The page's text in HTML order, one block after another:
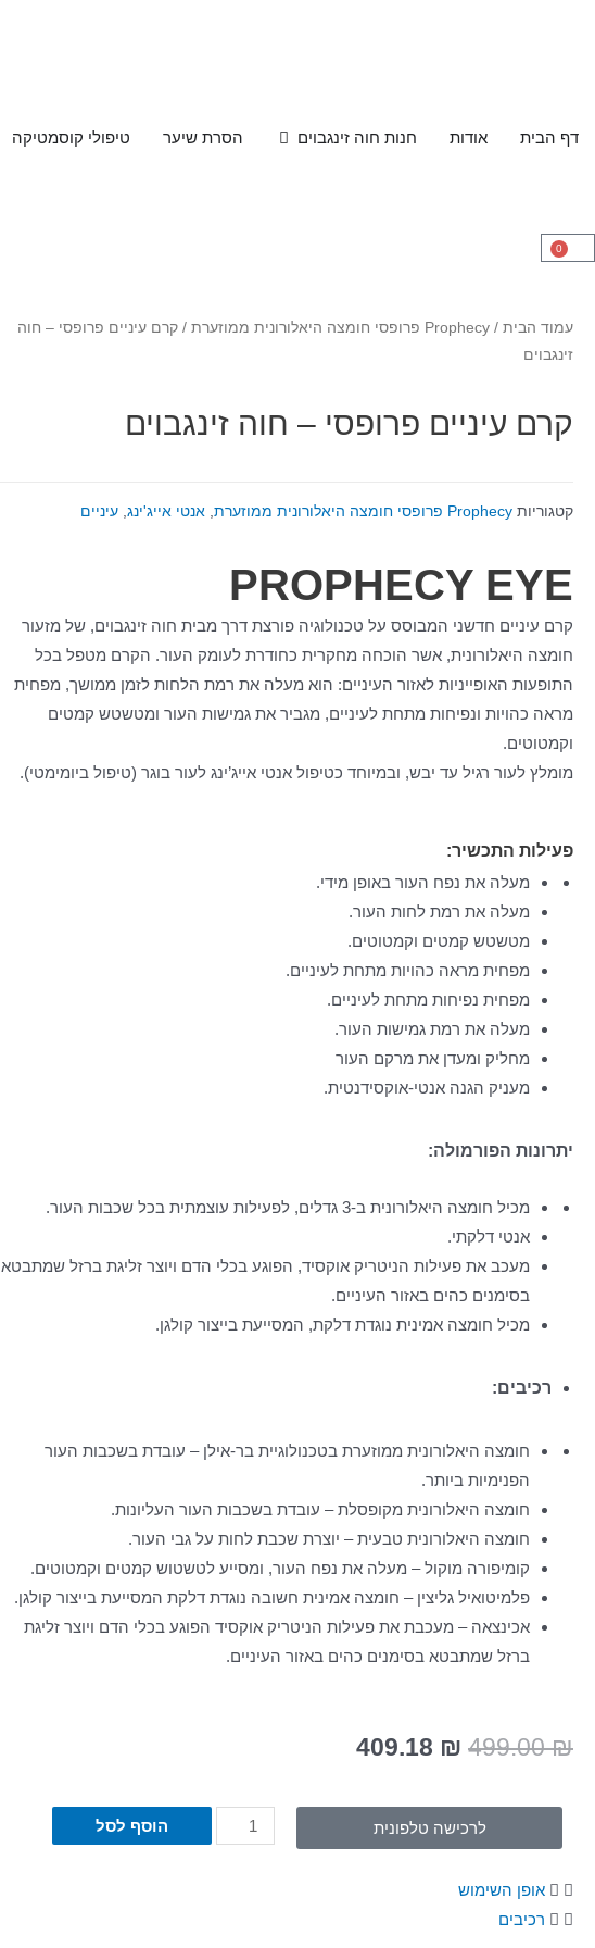
דף הבית אודות חנות חוה זינגבוים הסרת שיער טיפולי קוסמטיקה
0
עמוד הבית / Prophecy פרופסי חומצה היאלורונית ממוזערת
/ קרם עיניים פרופסי – חוה
זינגבוים
קרם עיניים פרופסי – חוה זינגבוים
קטגוריות Prophecy פרופסי חומצה היאלורונית ממוזערת אנטי אייג'ינג עיניים
PROPHECY EYE
קרם עיניים חדשני המבוסס על טכנולוגיה פורצת דרך מבית חוה זינגבוים, של מזעור
חומצה היאלורונית, אשר הוכחה מחקרית כחודרת לעומק העור. הקרם מטפל בכל
התופעות האופייניות לאזור העיניים: הוא מעלה את רמת הלחות לזמן ממושך, מפחית
מראה כהויות ונפיחות מתחת לעיניים, מגביר את גמישות העור ומטשטש קמטים
וקמטוטים.
מומלץ לעור רגיל עד יבש, ובמיוחד כטיפול אנטי אייג’ינג לעור בוגר (טיפול ביומימטי).
פעילות התכשיר:
מעלה את נפח העור באופן מידי.
מעלה את רמת לחות העור.
מטשטש קמטים וקמטוטים.
מפחית מראה כהויות מתחת לעיניים.
מפחית נפיחות מתחת לעיניים.
מעלה את רמת גמישות העור.
מחליק ומעדן את מרקם העור
מעניק הגנה אנטי-אוקסידנטית.
יתרונות הפורמולה:
מכיל חומצה היאלורונית ב-3 גדלים, לפעילות עוצמתית בכל שכבות העור.
אנטי דלקתי.
מעכב את פעילות הניטריק אוקסיד, הפוגע בכלי הדם ויוצר זליגת ברזל שמתבטא
בסימנים כהים באזור העיניים.
מכיל חומצה אמינית נוגדת דלקת, המסייעת בייצור קולגן.
רכיבים:
חומצה היאלורונית ממוזערת בטכנולוגיית בר-אילן – עובדת בשכבות העור
הפנימיות ביותר.
חומצה היאלורונית מקופסלת – עובדת בשכבות העור העליונות.
חומצה היאלורונית טבעית – יוצרת שכבת לחות על גבי העור.
קומיפורה מוקול – מעלה את נפח העור, ומסייע לטשטוש קמטים וקמטוטים.
פלמיטואיל גליצין – חומצה אמינית חשובה נוגדת דלקת המסייעת בייצור קולגן.
אכינצאה – מעכבת את פעילות הניטריק אוקסיד הפוגע בכלי הדם ויוצר זליגת
ברזל שמתבטא בסימנים כהים באזור העיניים.
499.00₪
409.18 ₪
לרכישה טלפונית הוסף לסל
אופן השימוש
רכיבים